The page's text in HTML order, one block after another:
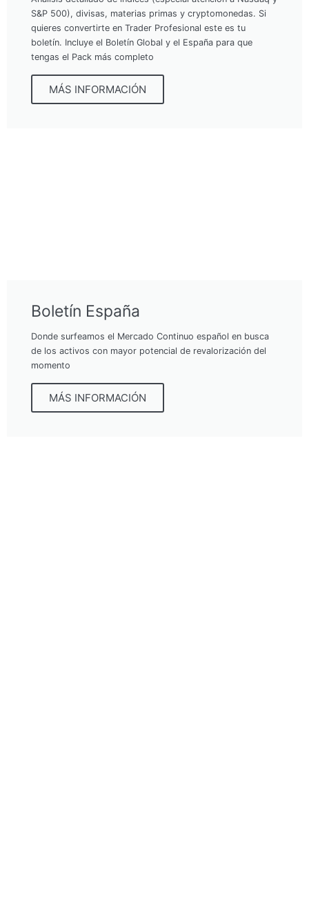
S&P 500), divisas, materias primas y cryptomonedas. Si
quieres convertirte en Trader Profesional este es tu
boletín. Incluye el Boletín Global y el España para que
tengas el Pack más completo
MÁS INFORMACIÓN
Boletín España
Donde surfeamos el Mercado Continuo español en busca
de los activos con mayor potencial de revalorización del
momento
MÁS INFORMACIÓN